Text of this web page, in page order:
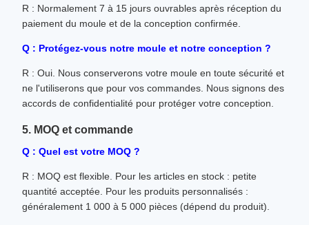
R : Normalement 7 à 15 jours ouvrables après réception du
paiement du moule et de la conception confirmée.
Q : Protégez-vous notre moule et notre conception ?
R : Oui. Nous conserverons votre moule en toute sécurité et
ne l'utiliserons que pour vos commandes. Nous signons des
accords de confidentialité pour protéger votre conception.
5. MOQ et commande
Q : Quel est votre MOQ ?
R : MOQ est flexible. Pour les articles en stock : petite
quantité acceptée. Pour les produits personnalisés :
généralement 1 000 à 5 000 pièces (dépend du produit).